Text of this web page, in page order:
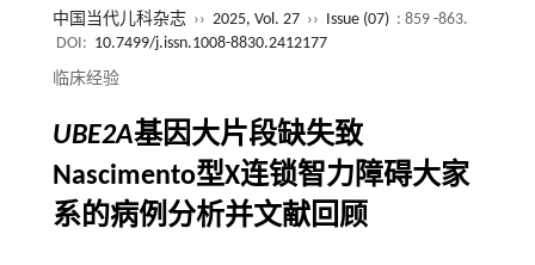
中国当代儿科杂志 ›› 2025, Vol. 27 ›› Issue (07) : 859 -863.
DOI: 10.7499/j.issn.1008-8830.2412177
临床经验
UBE2A基因大片段缺失致
Nascimento型X连锁智力障碍大家
系的病例分析并文献回顾